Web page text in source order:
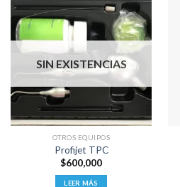
SIN EXISTENCIAS
OTROS EQUIPOS
Profijet TPC
$600,000
LEER MÁS